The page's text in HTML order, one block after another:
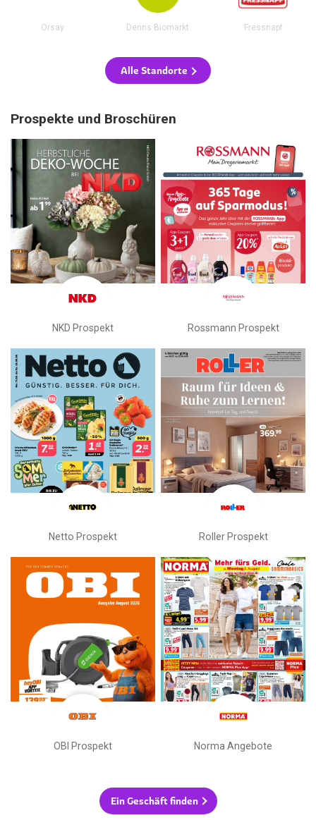
Orsay Denns Biomarkt Fressnapf
Alle Standorte
Prospekte und Broschüren
NKD Prospekt Rossmann Prospekt
Netto Prospekt Roller Prospekt
OBI Prospekt Norma Angebote
Ein Geschäft finden